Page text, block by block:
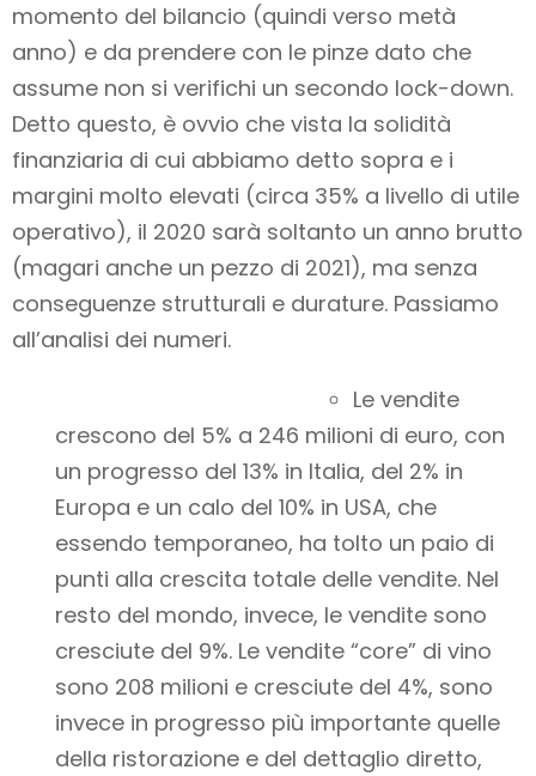
momento del bilancio (quindi verso metà
anno) e da prendere con le pinze dato che
assume non si verifichi un secondo lock-down.
Detto questo, è ovvio che vista la solidità
finanziaria di cui abbiamo detto sopra e i
margini molto elevati (circa 35% a livello di utile
operativo), il 2020 sarà soltanto un anno brutto
(magari anche un pezzo di 2021), ma senza
conseguenze strutturali e durature. Passiamo
all’analisi dei numeri.
Le vendite
crescono del 5% a 246 milioni di euro, con
un progresso del 13% in Italia, del 2% in
Europa e un calo del 10% in USA, che
essendo temporaneo, ha tolto un paio di
punti alla crescita totale delle vendite. Nel
resto del mondo, invece, le vendite sono
cresciute del 9%. Le vendite “core” di vino
sono 208 milioni e cresciute del 4%, sono
invece in progresso più importante quelle
della ristorazione e del dettaglio diretto,